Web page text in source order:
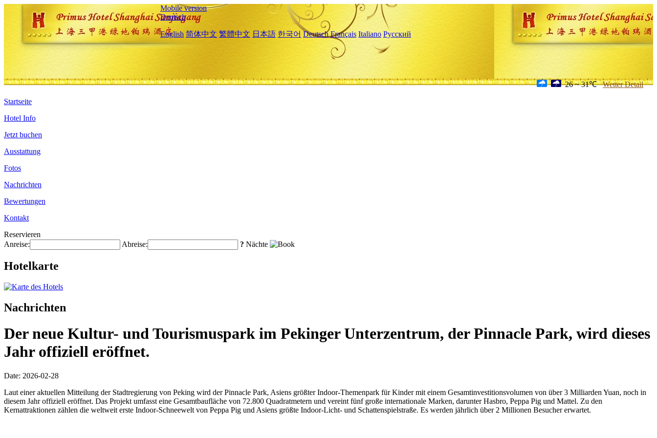
Mobile version
Deutsch
English 简体中文 繁體中文 日本語 한국어 Deutsch Français Italiano Русский
26 ~ 31℃ Wetter Detail
Startseite
Hotel Info
Jetzt buchen
Ausstattung
Fotos
Nachrichten
Bewertungen
Kontakt
Reservieren
Anreise:
Abreise: ? Nächte
Hotelkarte
Nachrichten
Der neue Kultur- und Tourismuspark im Pekinger Unterzentrum, der Pinnacle Park, wird dieses
Jahr offiziell eröffnet.
Date: 2026-02-28
Laut einer aktuellen Mitteilung der Stadtregierung von Peking wird der Pinnacle Park, Asiens größter Indoor-Themenpark für Kinder mit einem Gesamtinvestitionsvolumen von über 3 Milliarden Yuan, noch in
diesem Jahr offiziell eröffnet. Das Projekt umfasst eine Gesamtbaufläche von 72.800 Quadratmetern und vereint fünf große internationale Marken, darunter Hasbro, Peppa Pig und Mattel. Zu den
Kernattraktionen zählen die weltweit erste Indoor-Schneewelt von Peppa Pig und Asiens größte Indoor-Licht- und Schattenspielstraße. Es werden jährlich über 2 Millionen Besucher erwartet.